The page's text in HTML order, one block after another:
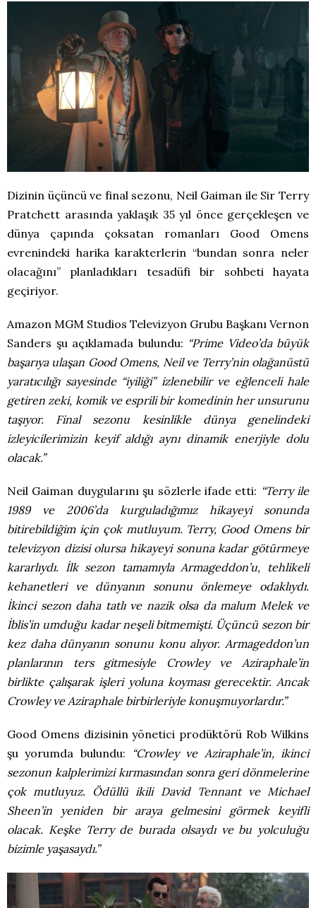
Dizinin üçüncü ve final sezonu, Neil Gaiman ile Sir Terry
Pratchett arasında yaklaşık 35 yıl önce gerçekleşen ve
dünya çapında çoksatan romanları Good Omens
evrenindeki harika karakterlerin “bundan sonra neler
olacağını” planladıkları tesadüfi bir sohbeti hayata
geçiriyor.
Amazon MGM Studios Televizyon Grubu Başkanı Vernon
Sanders şu açıklamada bulundu: “Prime Video’da büyük
başarıya ulaşan Good Omens, Neil ve Terry’nin olağanüstü
yaratıcılığı sayesinde “iyiliği” izlenebilir ve eğlenceli hale
getiren zeki, komik ve esprili bir komedinin her unsurunu
taşıyor. Final sezonu kesinlikle dünya genelindeki
izleyicilerimizin keyif aldığı aynı dinamik enerjiyle dolu
olacak.”
Neil Gaiman duygularını şu sözlerle ifade etti: “Terry ile
1989 ve 2006’da kurguladığımız hikayeyi sonunda
bitirebildiğim için çok mutluyum. Terry, Good Omens bir
televizyon dizisi olursa hikayeyi sonuna kadar götürmeye
kararlıydı. İlk sezon tamamıyla Armageddon’u, tehlikeli
kehanetleri ve dünyanın sonunu önlemeye odaklıydı.
İkinci sezon daha tatlı ve nazik olsa da malum Melek ve
İblis’in umduğu kadar neşeli bitmemişti. Üçüncü sezon bir
kez daha dünyanın sonunu konu alıyor. Armageddon’un
planlarının ters gitmesiyle Crowley ve Aziraphale’in
birlikte çalışarak işleri yoluna koyması gerecektir. Ancak
Crowley ve Aziraphale birbirleriyle konuşmuyorlardır.”
Good Omens dizisinin yönetici prodüktörü Rob Wilkins
şu yorumda bulundu:
“Crowley ve Aziraphale’in, ikinci
sezonun kalplerimizi kırmasından sonra geri dönmelerine
çok mutluyuz. Ödüllü ikili David Tennant ve Michael
Sheen’in yeniden bir araya gelmesini görmek keyifli
olacak. Keşke Terry de burada olsaydı ve bu yolculuğu
bizimle yaşasaydı.”